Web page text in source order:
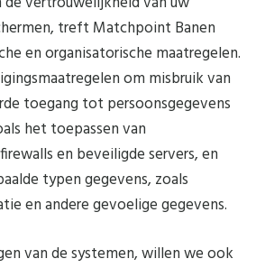
treft Matchpoint Banen
en organisatorische maatregelen.
om misbruik van
toegang tot persoonsgegevens
het toepassen van
en beveiligde servers, en
typen gegevens, zoals
en andere gevoelige gegevens.
van de systemen, willen we ook